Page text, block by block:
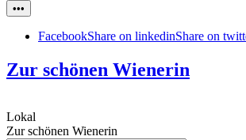
•••
FacebookShare on linkedinShare on
Zur schönen Wienerin
Lokal
Zur schönen Wienerin